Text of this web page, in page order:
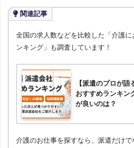
関連記事
全国の求人数などを比較した「介護
ンキング」も調査しています！
【派遣のプロが
おすすめランキン
が良いのは？
介護のお仕事を探すなら、派遣だけ